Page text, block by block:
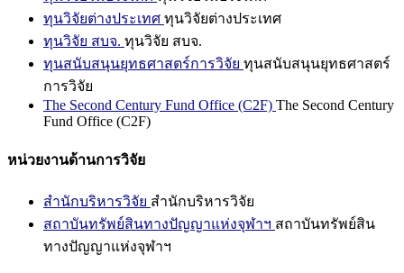
ทุนวิจัยต่างประเทศ ทุนวิจัยต่างประเทศ
ทุนวิจัย สบจ. ทุนวิจัย สบจ.
ทุนสนับสนุนยุทธศาสตร์การวิจัย ทุนสนับสนุนยุทธศาสตร์
การวิจัย
The Second Century Fund Office (C2F) The Second Century
Fund Office (C2F)
หน่วยงานด้านการวิจัย
สำนักบริหารวิจัย สำนักบริหารวิจัย
สถาบันทรัพย์สินทางปัญญาแห่งจุฬาฯ สถาบันทรัพย์สิน
ทางปัญญาแห่งจุฬาฯ